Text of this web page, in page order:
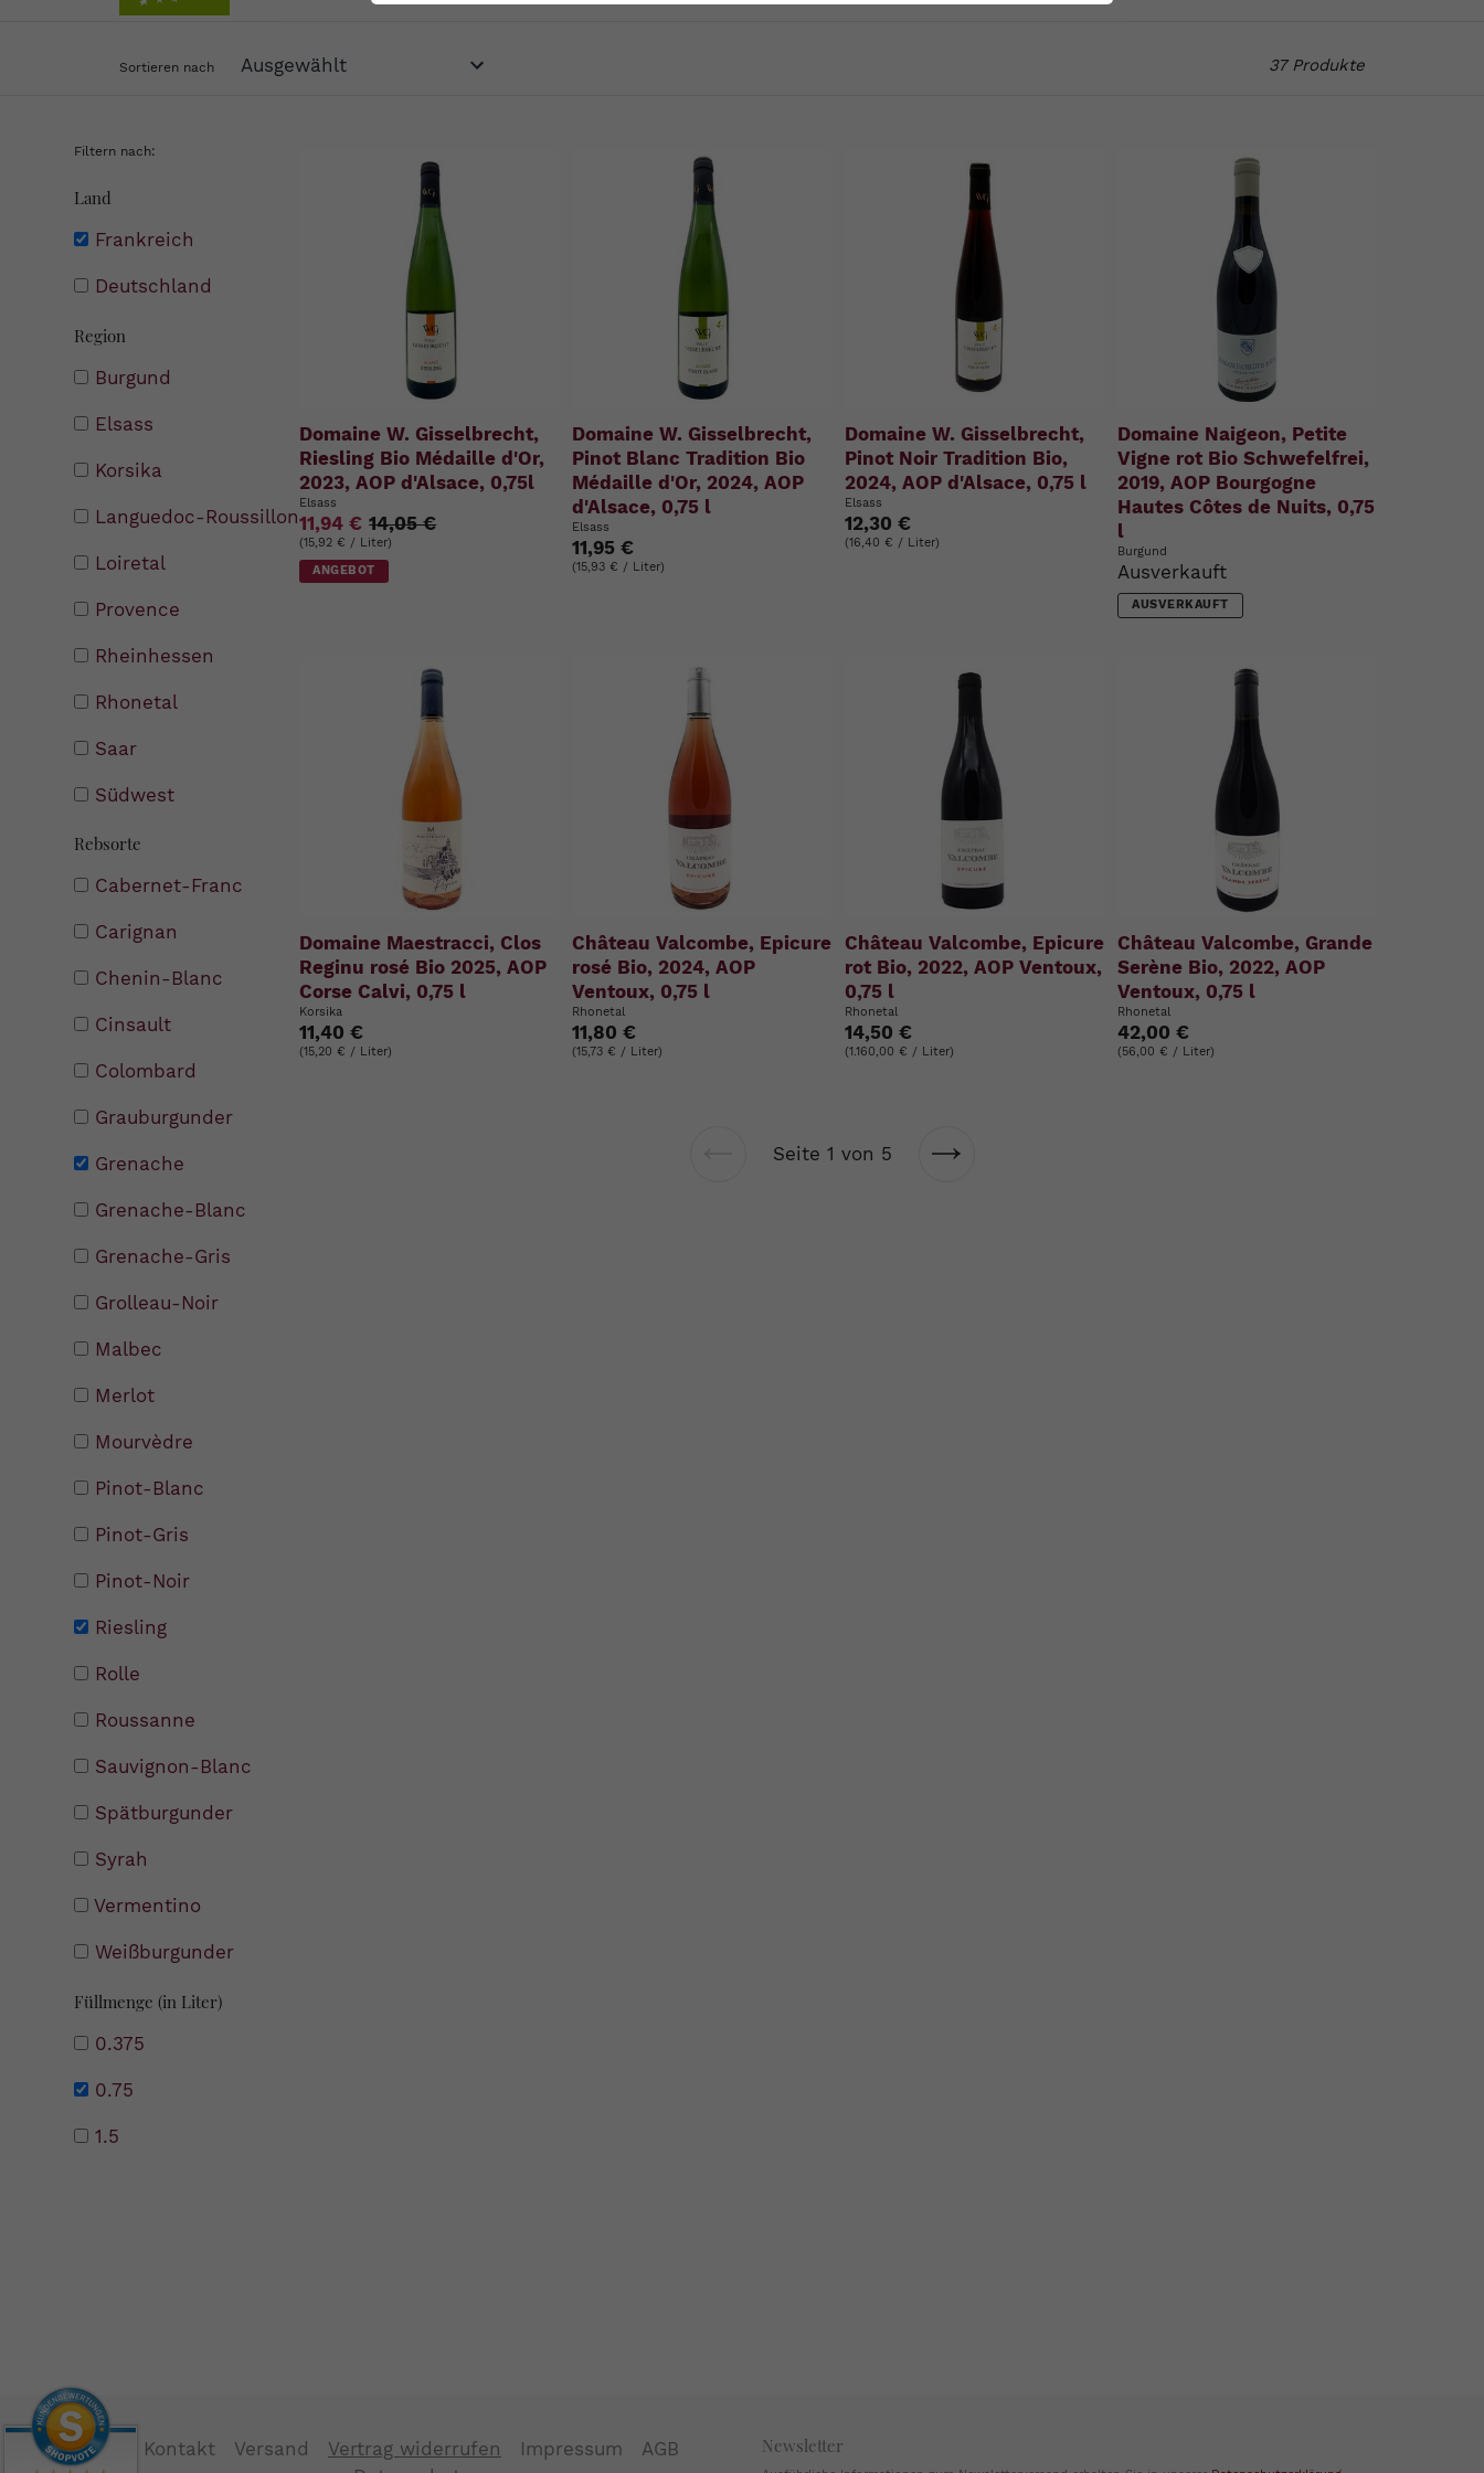
Sortieren nach 37 Produkte
Filtern nach:
Land
Frankreich
Deutschland
Region
Burgund
Elsass
Korsika
Languedoc-Roussillon
Loiretal
Provence
Rheinhessen
Rhonetal
Saar
Südwest
Rebsorte
Cabernet-Franc
Carignan
Chenin-Blanc
Cinsault
Colombard
Grauburgunder
Grenache
Grenache-Blanc
Grenache-Gris
Grolleau-Noir
Malbec
Merlot
Mourvèdre
Pinot-Blanc
Pinot-Gris
Pinot-Noir
Riesling
Rolle
Roussanne
Sauvignon-Blanc
Spätburgunder
Syrah
Vermentino
Weißburgunder
Füllmenge (in Liter)
0.375
0.75
1.5
Domaine W. Gisselbrecht,
Riesling Bio Médaille d'Or,
2023, AOP d'Alsace, 0,75l
Elsass
11,94 € 14,05 €
(15,92 € / Liter)
ANGEBOT
Domaine W. Gisselbrecht,
Pinot Blanc Tradition Bio
Médaille d'Or, 2024, AOP
d'Alsace, 0,75 l
Elsass
11,95 €
(15,93 € / Liter)
Domaine W. Gisselbrecht,
Pinot Noir Tradition Bio,
2024, AOP d'Alsace, 0,75 l
Elsass
12,30 €
(16,40 € / Liter)
Domaine Naigeon, Petite
Vigne rot Bio Schwefelfrei,
2019, AOP Bourgogne
Hautes Côtes de Nuits, 0,75
l
Burgund
Ausverkauft
AUSVERKAUFT
Domaine Maestracci, Clos
Reginu rosé Bio 2025, AOP
Corse Calvi, 0,75 l
Korsika
11,40 €
(15,20 € / Liter)
Château Valcombe, Epicure
rosé Bio, 2024, AOP
Ventoux, 0,75 l
Rhonetal
11,80 €
(15,73 € / Liter)
Château Valcombe, Epicure
rot Bio, 2022, AOP Ventoux,
0,75 l
Rhonetal
14,50 €
(1.160,00 € / Liter)
Château Valcombe, Grande
Serène Bio, 2022, AOP
Ventoux, 0,75 l
Rhonetal
42,00 €
(56,00 € / Liter)
Vorherige
Seite 1 von 5
Nächste
Kontakt Versand Vertrag widerrufen Impressum
AGB
Newsletter